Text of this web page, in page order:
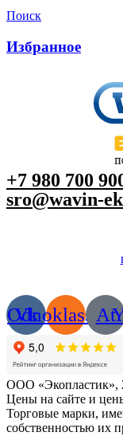
Поиск
Избранное
+7 980 700 9
sro@wavin-
Vk At
ООО «Экопластик»,
Цены на сайте и
Торговые марки,
собственностью их